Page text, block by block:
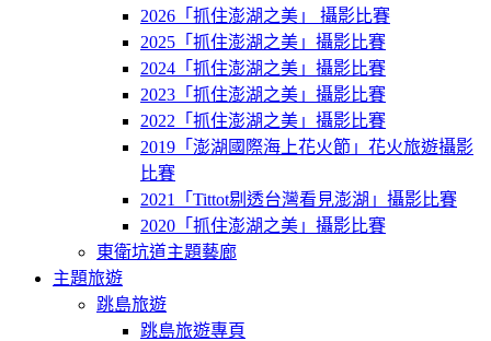
2026「抓住澎湖之美」 攝影比賽
2025「抓住澎湖之美」攝影比賽
2024「抓住澎湖之美」攝影比賽
2023「抓住澎湖之美」攝影比賽
2022「抓住澎湖之美」攝影比賽
2019「澎湖國際海上花火節」花火旅遊攝影
比賽
2021「Tittot剔透台灣看見澎湖」攝影比賽
2020「抓住澎湖之美」攝影比賽
東衛坑道主題藝廊
主題旅遊
跳島旅遊
跳島旅遊專頁